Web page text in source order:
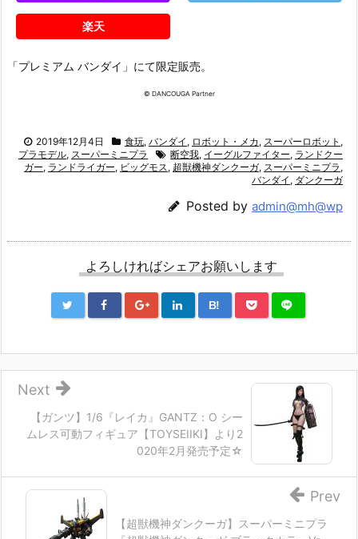
楽天
「プレミアム バンダイ」にて限定販売。
© DANCOUGA Partner
2019年12月4日 食玩, バンダイ , ロボット・メカ , スーパーロボット ,
プラモデル, スーパーミニプラ 断空我, イーグルファイター, ランドクー
ガー, ランドライガー, ビッグモス , 超獣機神ダンクーガ, スーパーミニプラ ,
バンダイ , ダンクーガ
Posted by admin@mh@wp
よろしければシェアお願いします
B!
【ガンツ】1/6『レイカ』GANTZ：O シー
ムレス可動フィギュア【TOYSEIIKI】より2
020年2月発売予定☆
Next
【超獣機神ダンクーガ】スーパーミニプラ
Prev